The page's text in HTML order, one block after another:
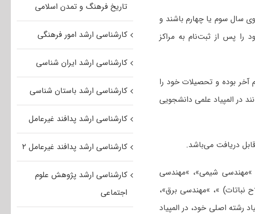
سال سوم یا چهارم باشند و
به تحصیل در نیمسال دوم سال تحصیلی ۱۴۰۳.۱۴۰۲ خود را پس از ثبت‌نام به مراکز
سال تحصیلی ۱۴۰۳-۱۴۰۲ دانشجوی ترم آخر بوده و تحصیلات خود را
در المپیاد علمی دانشجویی
شیمی»، »مهندسی
نباتات) »، »مهندسی برق»،
رشته اصلی خود، در المپیاد
تاریخ فرهنگ و تمدن اسلامی
کارشناسی ارشد امور فرهنگی
کارشناسی ارشد ایران شناسی
کارشناسی ارشد باستان شناسی
کارشناسی ارشد پدافند غیرعامل
کارشناسی ارشد پدافند غیرعامل ۲
کارشناسی ارشد پژوهش علوم
اجتماعی